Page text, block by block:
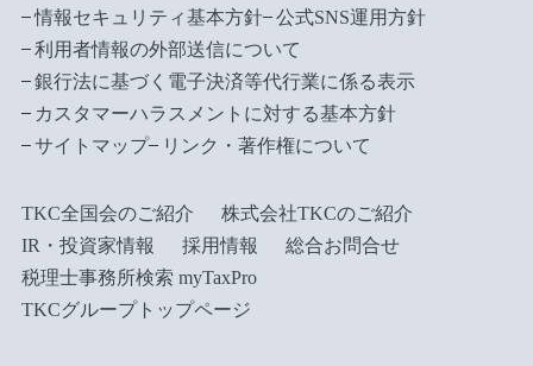
情報セキュリティ基本方針
公式SNS運用方針
利用者情報の外部送信について
銀行法に基づく電子決済等代行業に係る表示
カスタマーハラスメントに対する基本方針
サイトマップ
リンク・著作権について
TKC全国会のご紹介
株式会社TKCのご紹介
IR・投資家情報
採用情報
総合お問合せ
税理士事務所検索 myTaxPro
TKCグループトップページ